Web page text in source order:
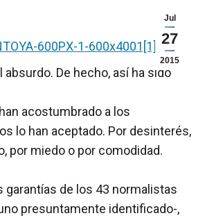
Jul
27
2015
absurdo. De hecho, así ha sido
acostumbrado a los
lo han aceptado. Por desinterés,
por miedo o por comodidad.
garantías de los 43 normalistas
presuntamente identificado-,